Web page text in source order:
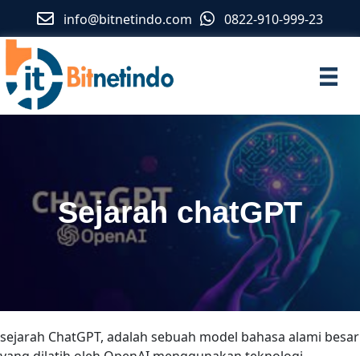
info@bitnetindo.com 0822-910-999-23
Sejarah chatGPT
sejarah ChatGPT, adalah sebuah model bahasa alami besar